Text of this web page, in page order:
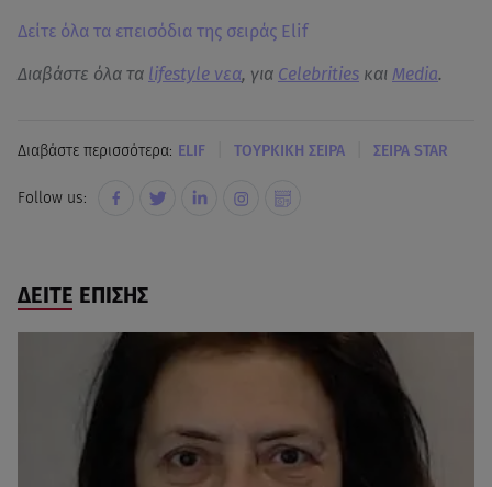
Δείτε όλα τα επεισόδια της σειράς Elif
Διαβάστε όλα τα lifestyle νεα, για Celebrities και Media.
Διαβάστε περισσότερα: ELIF ΤΟΥΡΚΙΚΗ ΣΕΙΡΑ ΣΕΙΡΑ STAR
Follow us:
ΔΕΙΤΕ ΕΠΙΣΗΣ